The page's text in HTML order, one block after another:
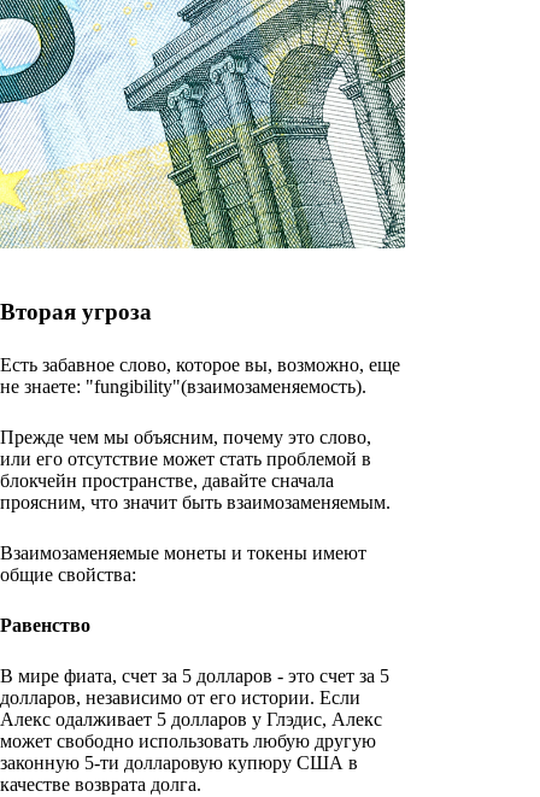
Вторая угроза
Есть забавное слово, которое вы, возможно, еще
не знаете: "fungibility"(взаимозаменяемость).
Прежде чем мы объясним, почему это слово,
или его отсутствие может стать проблемой в
блокчейн пространстве, давайте сначала
проясним, что значит быть взаимозаменяемым.
Взаимозаменяемые монеты и токены имеют
общие свойства:
Равенство
В мире фиата, счет за 5 долларов - это счет за 5
долларов, независимо от его истории. Если
Алекс одалживает 5 долларов у Глэдис, Алекс
может свободно использовать любую другую
законную 5-ти долларовую купюру США в
качестве возврата долга.